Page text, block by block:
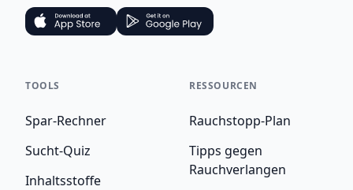
TOOLS
Spar-Rechner
Sucht-Quiz
Inhaltsstoffe
RESSOURCEN
Rauchstopp-Plan
Tipps gegen
Rauchverlangen